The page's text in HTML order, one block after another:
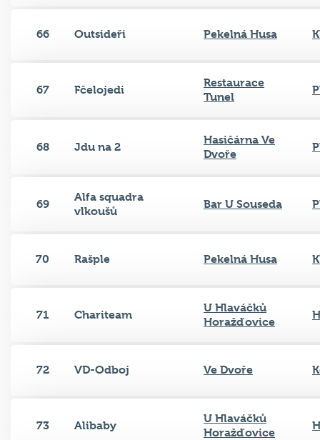
66 Outsideři Pekelná Husa
67 Fčelojedi
Restaurace
Tunel
68 Jdu na 2
Hasičárna Ve
Dvoře
69
Alfa squadra
vlkoušů
Bar U Souseda
70 Rašple Pekelná Husa
71 Chariteam
U Hlaváčků
Horažďovice
72 VD-Odboj Ve Dvoře
73 Alibaby
U Hlaváčků
Horažďovice